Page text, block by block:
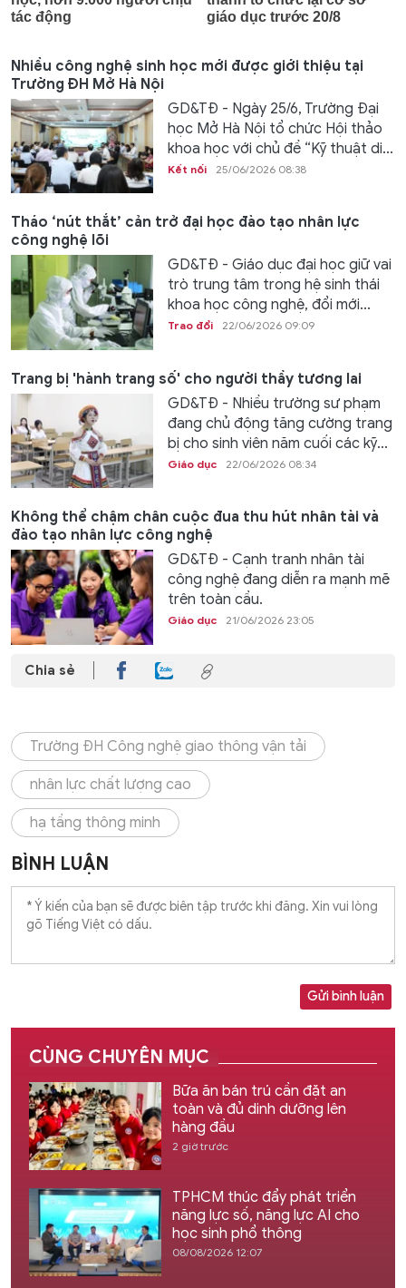
Nhiều công nghệ sinh học mới được giới thiệu tại
Trường ĐH Mở Hà Nội
GD&TĐ - Ngày 25/6, Trường Đại
học Mở Hà Nội tổ chức Hội thảo
khoa học với chủ đề “Kỹ thuật di...
Kết nối 25/06/2026 08:38
Tháo ‘nút thắt’ cản trở đại học đào tạo nhân lực
công nghệ lõi
GD&TĐ - Giáo dục đại học giữ vai
trò trung tâm trong hệ sinh thái
khoa học công nghệ, đổi mới...
Trao đổi 22/06/2026 09:09
Trang bị 'hành trang số' cho người thầy tương lai
GD&TĐ - Nhiều trường sư phạm
đang chủ động tăng cường trang
bị cho sinh viên năm cuối các kỹ...
Giáo dục 22/06/2026 08:34
Không thể chậm chân cuộc đua thu hút nhân tài và
đào tạo nhân lực công nghệ
GD&TĐ - Cạnh tranh nhân tài
công nghệ đang diễn ra mạnh mẽ
trên toàn cầu.
Giáo dục 21/06/2026 23:05
Chia sẻ
Trường ĐH Công nghệ giao thông vận tải
nhân lực chất lượng cao
hạ tầng thông minh
BÌNH LUẬN
Gửi bình luận
CÙNG CHUYÊN MỤC
Bữa ăn bán trú cần đặt an
toàn và đủ dinh dưỡng lên
hàng đầu
2 giờ trước
TPHCM thúc đẩy phát triển
năng lực số, năng lực AI cho
học sinh phổ thông
08/08/2026 12:07